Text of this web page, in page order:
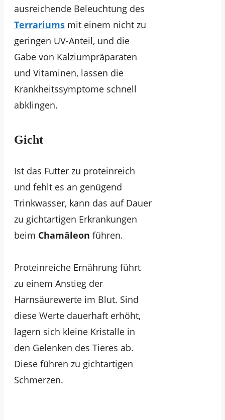
ausreichende Beleuchtung des
Terrariums mit einem nicht zu
geringen UV-Anteil, und die
Gabe von Kalziumpräparaten
und Vitaminen, lassen die
Krankheitssymptome schnell
abklingen.
Gicht
Ist das Futter zu proteinreich
und fehlt es an genügend
Trinkwasser, kann das auf Dauer
zu gichtartigen Erkrankungen
beim Chamäleon führen.
Proteinreiche Ernährung führt
zu einem Anstieg der
Harnsäurewerte im Blut. Sind
diese Werte dauerhaft erhöht,
lagern sich kleine Kristalle in
den Gelenken des Tieres ab.
Diese führen zu gichtartigen
Schmerzen.